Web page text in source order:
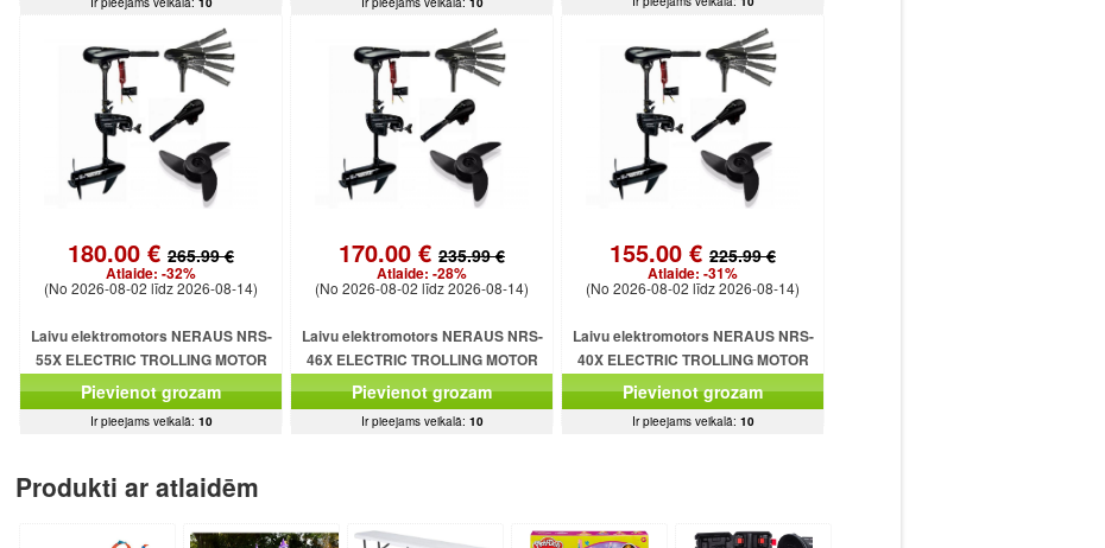
180.00 € 265.99 €
Atlaide: -32%
(No 2026-08-02 līdz 2026-08-14)
Laivu elektromotors NERAUS NRS-
55X ELECTRIC TROLLING MOTOR
Pievienot grozam
Ir pieejams veikalā: 10
170.00 € 235.99 €
Atlaide: -28%
(No 2026-08-02 līdz 2026-08-14)
Laivu elektromotors NERAUS NRS-
46X ELECTRIC TROLLING MOTOR
Pievienot grozam
Ir pieejams veikalā: 10
155.00 € 225.99 €
Atlaide: -31%
(No 2026-08-02 līdz 2026-08-14)
Laivu elektromotors NERAUS NRS-
40X ELECTRIC TROLLING MOTOR
Pievienot grozam
Ir pieejams veikalā: 10
Produkti ar atlaidēm